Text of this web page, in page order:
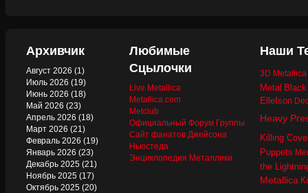
Архивчик
Август 2026 (1)
Июль 2026 (19)
Июнь 2026 (18)
Май 2026 (23)
Апрель 2026 (18)
Март 2026 (21)
Февраль 2026 (19)
Январь 2026 (23)
Декабрь 2025 (21)
Ноябрь 2025 (17)
Октябрь 2025 (20)
Любимые
Сцылочки
Live Metallica
Metallica.com
Metclub
Официальный Форум Группы
Сайт фанатов Джейсона
Ньюстеда
Энциклопедия Металлики
Наши
3D
Metal
Ellefson
Heavy
Killing
Puppets
the
Metallica